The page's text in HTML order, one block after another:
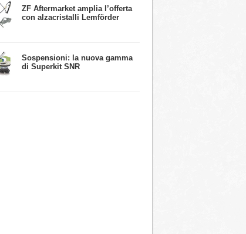
ZF Aftermarket amplia l’offerta
con alzacristalli Lemförder
​Sospensioni: la nuova gamma
di Superkit SNR